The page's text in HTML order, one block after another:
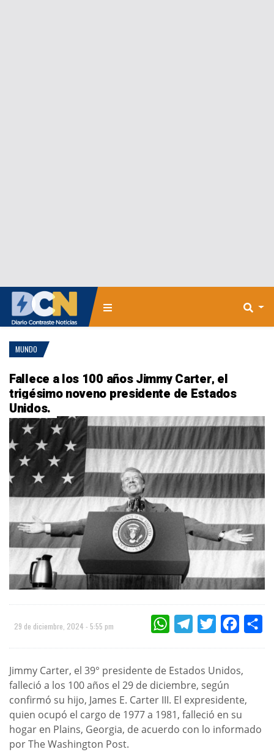
MUNDO
Fallece a los 100 años Jimmy Carter, el
trigésimo noveno presidente de Estados
Unidos.
29 de diciembre, 2024 - 5:55 pm WHATSAPPTELEGRAMTWITTER
Jimmy Carter, el 39° presidente de Estados Unidos,
falleció a los 100 años el 29 de diciembre, según
confirmó su hijo, James E. Carter III. El expresidente,
quien ocupó el cargo de 1977 a 1981, falleció en su
hogar en Plains, Georgia, de acuerdo con lo informado
por The Washington Post.